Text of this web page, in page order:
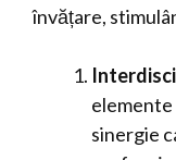
învățare,
elemente
sinergie